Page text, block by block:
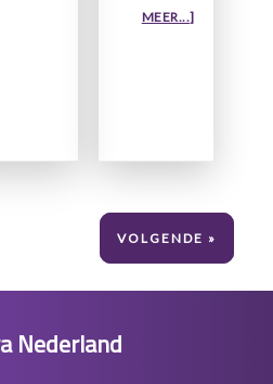
MEER...]OVERNOG
VOLGENDE »
Nederland